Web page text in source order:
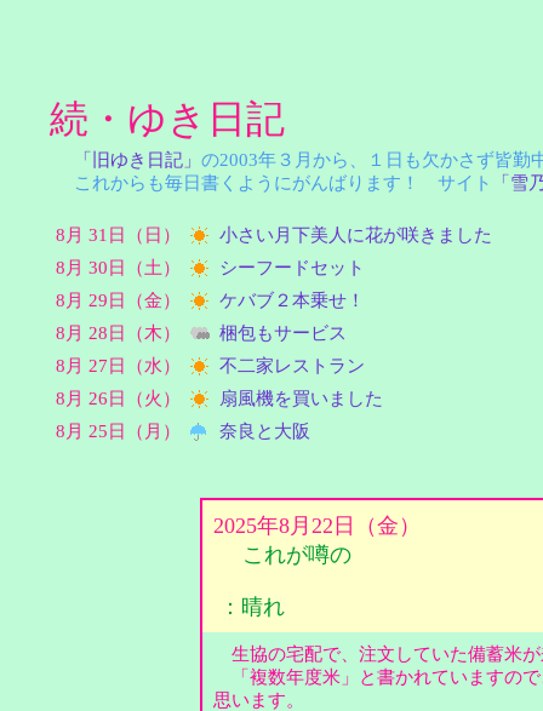
続・ゆき日記
「旧ゆき日記」 の2003年３月から、１日も欠かさず皆
これからも毎日書くようにがんばります！ サイト
「雪
8月 31日（日）
小さい月下美人に花が咲きました
8月 30日（土）
シーフードセット
8月 29日（金）
ケバブ２本乗せ！
8月 28日（木）
梱包もサービス
8月 27日（水）
不二家レストラン
8月 26日（火）
扇風機を買いました
8月 25日（月）
奈良と大阪
2025年8月22日（金）
これが噂の
：晴れ
生協の宅配で、注文していた備蓄米
「複数年度米」と書かれていますの
思います。